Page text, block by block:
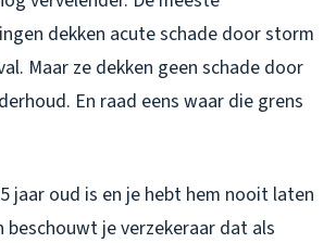
dekken acute schade door storm
Maar ze dekken geen schade door
En raad eens waar die grens
jaar oud is en je hebt hem nooit laten
beschouwt je verzekeraar dat als